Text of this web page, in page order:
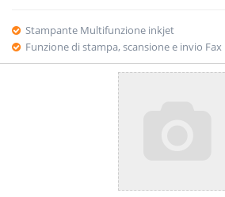
Stampante Multifunzione inkjet
Funzione di stampa, scansione e invio Fax